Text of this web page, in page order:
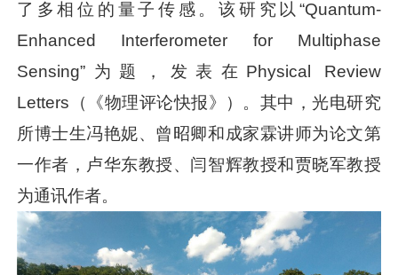
了多相位的量子传感。该研究以“Quantum-
Enhanced Interferometer for Multiphase
Sensing”为题，发表在Physical Review
Letters（《物理评论快报》）。其中，光电研究
所博士生冯艳妮、曾昭卿和成家霖讲师为论文第
一作者，卢华东教授、闫智辉教授和贾晓军教授
为通讯作者。